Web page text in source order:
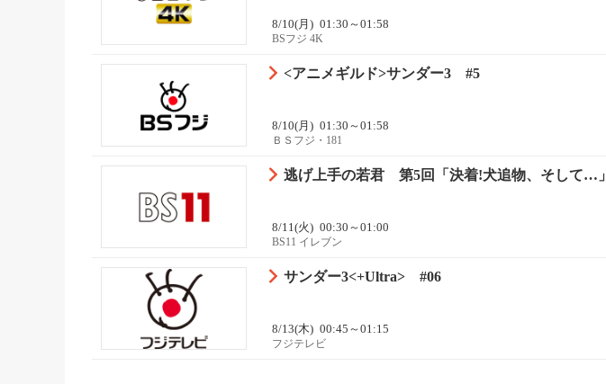
8/10(月) 01:30～01:58
BSフジ 4K
<アニメギルド>サンダー3 #5
8/10(月) 01:30～01:58
ＢＳフジ・181
逃げ上手の若君 第5回「決着!犬追物、そして…」
8/11(火) 00:30～01:00
BS11 イレブン
サンダー3<+Ultra> #06
8/13(木) 00:45～01:15
フジテレビ